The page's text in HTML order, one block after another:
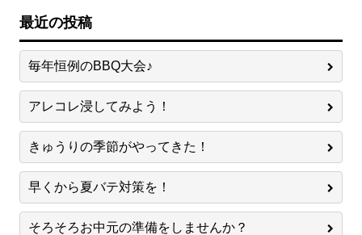
最近の投稿
毎年恒例のBBQ大会♪
アレコレ浸してみよう！
きゅうりの季節がやってきた！
早くから夏バテ対策を！
そろそろお中元の準備をしませんか？